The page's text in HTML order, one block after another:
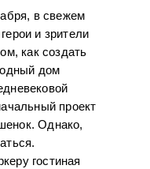
в свежем
и зрители
как создать
дом
проект
Однако,
гостиная